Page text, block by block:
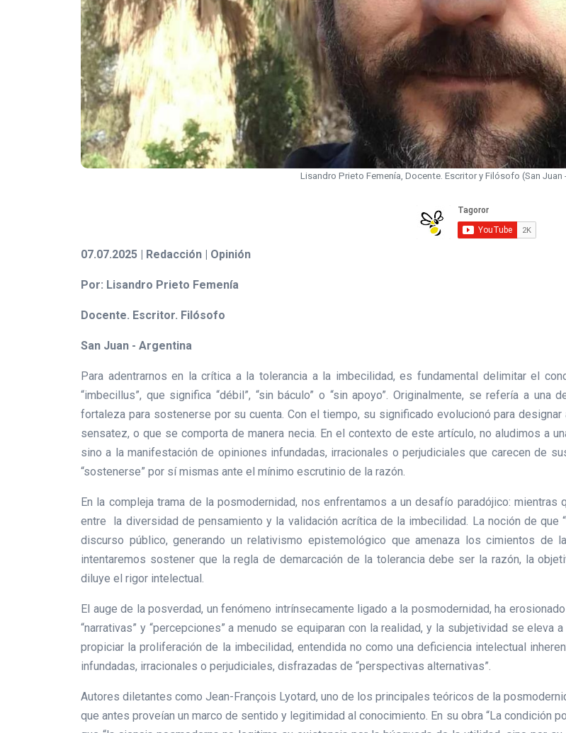
Lisandro Prieto Femenía, Docente. Escritor y Filósofo (San Juan
07.07.2025 | Redacción | Opinión
Por: Lisandro Prieto Femenía
Docente. Escritor. Filósofo
San Juan - Argentina
Para adentrarnos en la crítica a la tolerancia a la imbecilidad, es fundamental delimitar el
“imbecillus”, que significa “débil”, “sin báculo” o “sin apoyo”. Originalmente, se refería a
fortaleza para sostenerse por su cuenta. Con el tiempo, su significado evolucionó para
sensatez, o que se comporta de manera necia. En el contexto de este artículo, no aludimos a
sino a la manifestación de opiniones infundadas, irracionales o perjudiciales que carecen de
“sostenerse” por sí mismas ante el mínimo escrutinio de la razón.
En la compleja trama de la posmodernidad, nos enfrentamos a un desafío paradójico:
entre la diversidad de pensamiento y la validación acrítica de la imbecilidad. La noción de que
discurso público, generando un relativismo epistemológico que amenaza los cimientos
intentaremos sostener que la regla de demarcación de la tolerancia debe ser la razón, la
diluye el rigor intelectual.
El auge de la posverdad, un fenómeno intrínsecamente ligado a la posmodernidad, ha
“narrativas” y “percepciones” a menudo se equiparan con la realidad, y la subjetividad se
propiciar la proliferación de la imbecilidad, entendida no como una deficiencia intelectual
infundadas, irracionales o perjudiciales, disfrazadas de “perspectivas alternativas”.
Autores diletantes como Jean-François Lyotard, uno de los principales teóricos de la
que antes proveían un marco de sentido y legitimidad al conocimiento. En su obra “La condición